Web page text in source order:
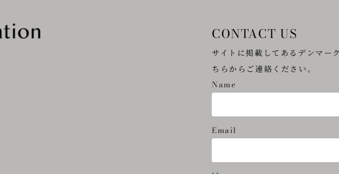
CONTACT US
サイトに掲載してあるデンマー
ちらからご連絡ください。
Name
Email